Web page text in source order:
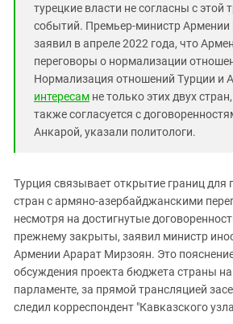
турецкие власти не согласны с этой
событий. Премьер-министр
заявил в апреле 2022 года, что
переговоры о нормализации
Нормализация отношений Турции и
интересам не только этих двух
также согласуется с
Анкарой, указали политологи.
Турция связывает открытие границ для
стран с армяно-азербайджанскими
несмотря на достигнутые
прежнему закрыты, заявил министр
Армении Арарат Мирзоян. Это
обсуждения проекта бюджета страны на
парламенте, за прямой трансляцией
следил корреспондент "Кавказского